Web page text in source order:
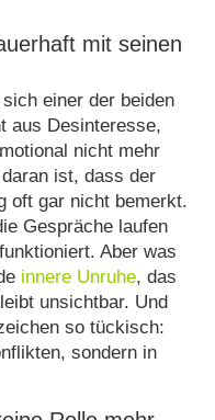
mit seinen
einer der beiden
aus Desinteresse,
nicht mehr
ist, dass der
oft gar nicht bemerkt.
Gespräche laufen
Aber was
innere Unruhe, das
unsichtbar. Und
so tückisch:
sondern in